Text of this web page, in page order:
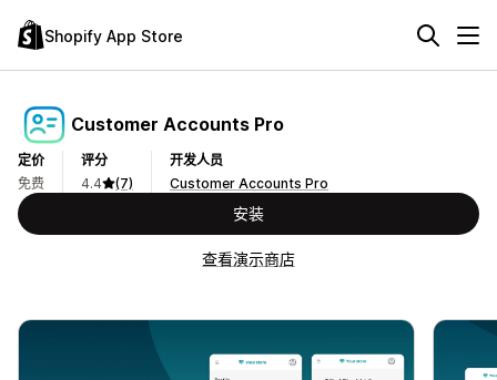
Shopify App Store
Customer Accounts Pro
定价
免费
评分
4.4
(7)
开发人员
Customer Accounts Pro
安装
查看演示商店